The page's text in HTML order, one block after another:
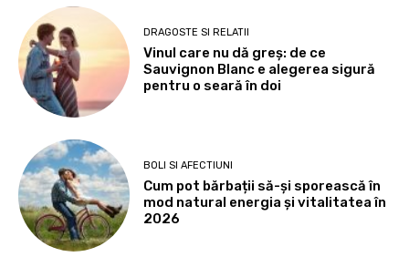
DRAGOSTE SI RELATII
Vinul care nu dă greș: de ce
Sauvignon Blanc e alegerea sigură
pentru o seară în doi
BOLI SI AFECTIUNI
Cum pot bărbații să-și sporească în
mod natural energia și vitalitatea în
2026